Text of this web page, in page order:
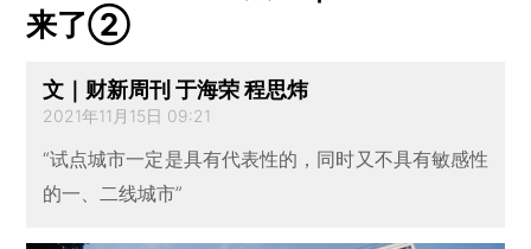
来了②
文｜财新周刊 于海荣 程思炜
2021年11月15日 09:21
“试点城市一定是具有代表性的，同时又不具有敏感性
的一、二线城市”